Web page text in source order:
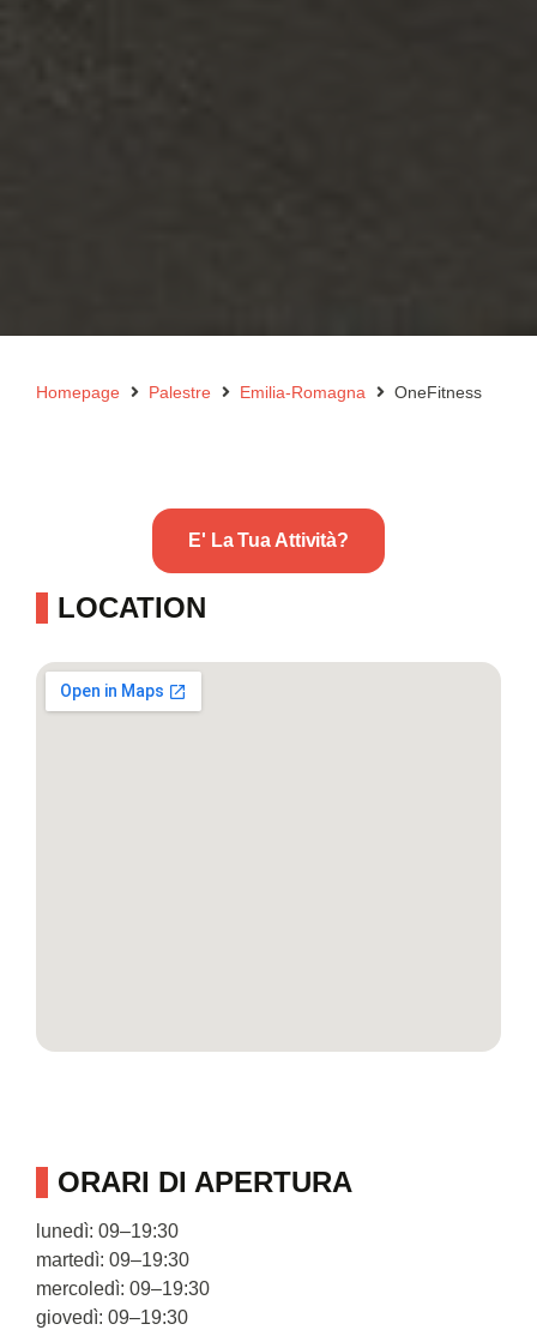
Homepage Palestre Emilia-Romagna OneFitness
E' La Tua Attività?
LOCATION
ORARI DI APERTURA
lunedì: 09–19:30
martedì: 09–19:30
mercoledì: 09–19:30
giovedì: 09–19:30